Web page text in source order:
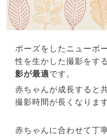
ポーズをしたニューボ
性を生かした撮影をす
影が最適です。
赤ちゃんが成長すると
撮影時間が長くなります
赤ちゃんに合わせて丁